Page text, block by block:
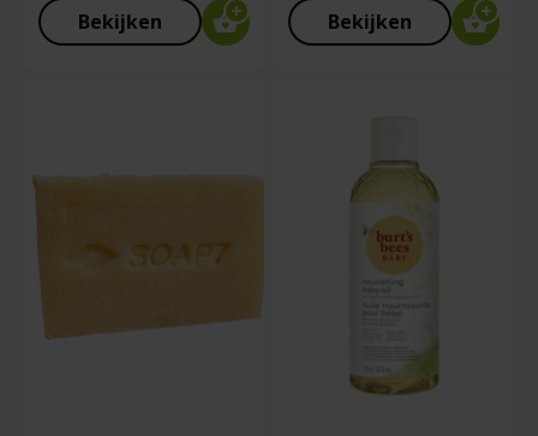
Bekijken
Bekijken